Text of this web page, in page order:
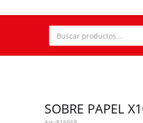
SOBRE PAPEL